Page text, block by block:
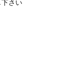
さい